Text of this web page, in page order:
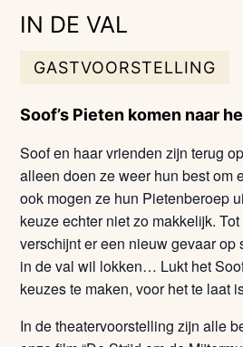
IN DE VAL
GASTVOORSTELLING
Soof’s Pieten komen naar
Soof en haar vrienden zijn terug
alleen doen ze weer hun best om
ook mogen ze hun Pietenberoep
keuze echter niet zo makkelijk.
verschijnt er een nieuw gevaar
in de val wil lokken… Lukt het
keuzes te maken, voor het te laat
In de theatervoorstelling zijn alle